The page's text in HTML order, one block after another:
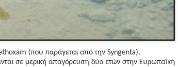
(που παράγεται από την Syngenta),
σε μερική απαγόρευση δύο ετών στην Ευρωπαϊκή